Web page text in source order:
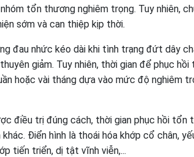
tổn thương nghiêm trọng. Tuy nhiên,
sớm và can thiệp kịp thời.
đau nhức kéo dài khi tình trạng đứt dây
giảm. Tuy nhiên, thời gian để phục hồi
hoặc vài tháng dựa vào mức độ nghiêm
điều trị đúng cách, thời gian phục hồi tổn
Điển hình là thoái hóa khớp cổ chân,
tiến triển, dị tật vĩnh viễn,...